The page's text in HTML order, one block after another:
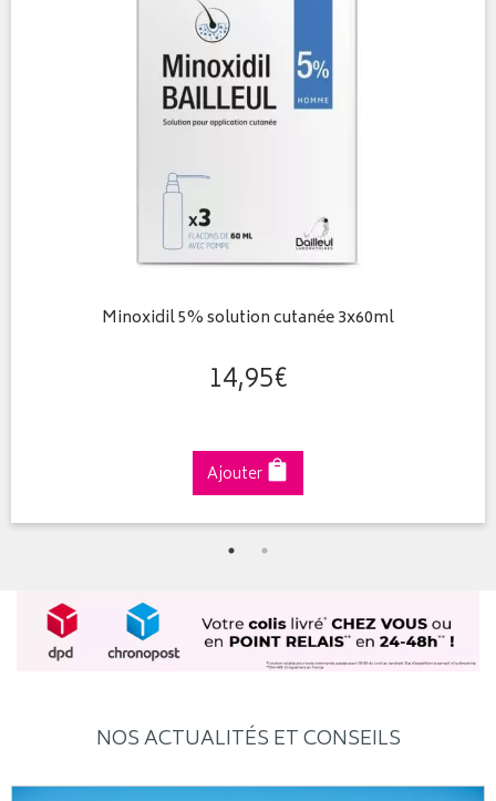
Minoxidil 5% solution cutanée 3x60ml
14,95€
Ajouter
NOS ACTUALITÉS ET CONSEILS